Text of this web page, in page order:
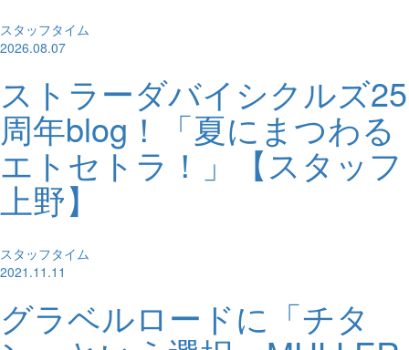
スタッフタイム
2026.08.07
ストラーダバイシクルズ25
周年blog！「夏にまつわる
エトセトラ！」【スタッフ
上野】
スタッフタイム
2021.11.11
グラベルロードに「チタ